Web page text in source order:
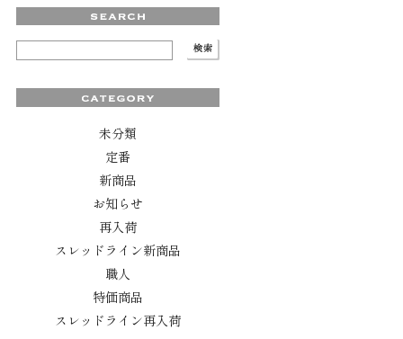
未分類
定番
新商品
お知らせ
再入荷
スレッドライン新商品
職人
特価商品
スレッドライン再入荷